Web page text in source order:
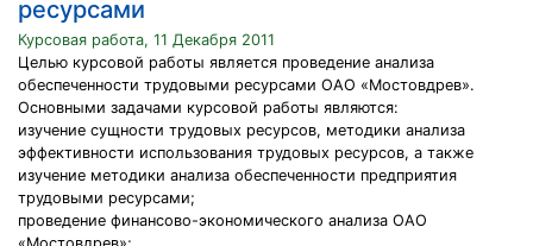
ресурсами
Курсовая работа, 11 Декабря 2011
Целью курсовой работы является проведение анализа
обеспеченности трудовыми ресурсами ОАО «Мостовдрев».
Основными задачами курсовой работы являются:
изучение сущности трудовых ресурсов, методики анализа
эффективности использования трудовых ресурсов, а также
изучение методики анализа обеспеченности предприятия
трудовыми ресурсами;
проведение финансово-экономического анализа ОАО